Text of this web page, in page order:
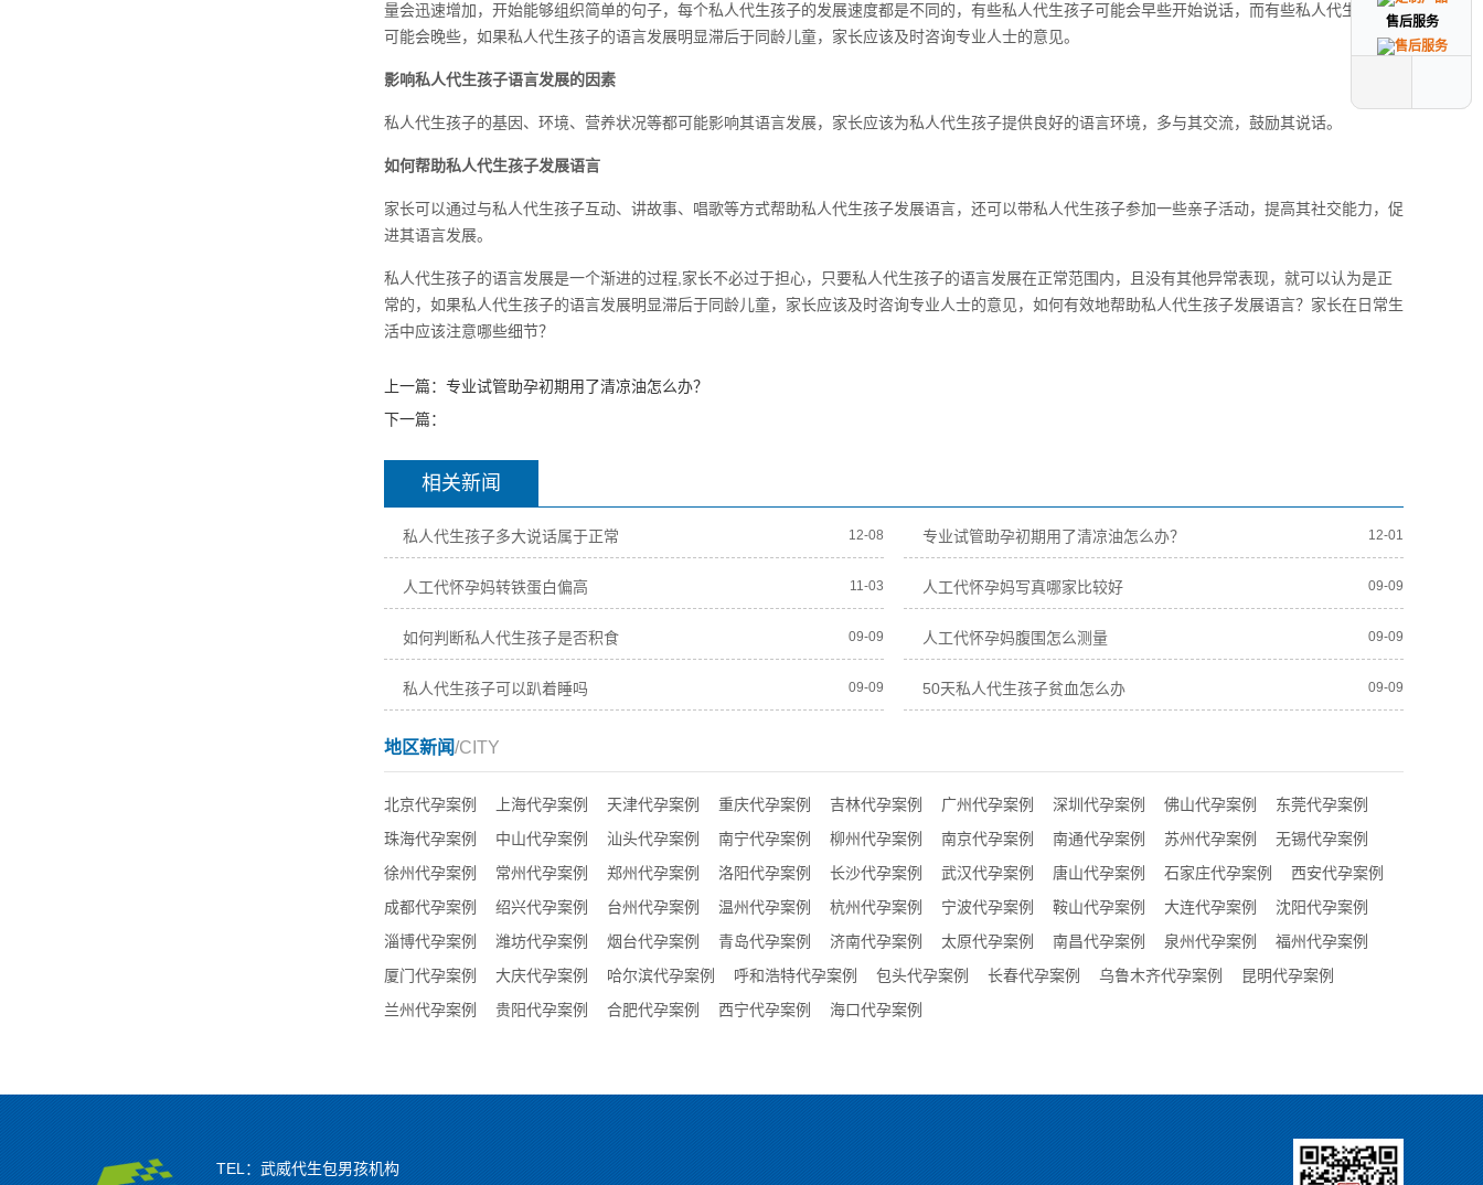
量会迅速增加，开始能够组织简单的句子，每个私人代生孩子的发展速度都是不同的，有些私人代生孩子可能会早些开始说话，而有些私人代生孩子则
可能会晚些，如果私人代生孩子的语言发展明显滞后于同龄儿童，家长应该及时咨询专业人士的意见。
影响私人代生孩子语言发展的因素
私人代生孩子的基因、环境、营养状况等都可能影响其语言发展，家长应该为私人代生孩子提供良好的语言环境，多与其交流，鼓励其说话。
如何帮助私人代生孩子发展语言
家长可以通过与私人代生孩子互动、讲故事、唱歌等方式帮助私人代生孩子发展语言，还可以带私人代生孩子参加一些亲子活动，提高其社交能力，促
进其语言发展。
私人代生孩子的语言发展是一个渐进的过程,家长不必过于担心，只要私人代生孩子的语言发展在正常范围内，且没有其他异常表现，就可以认为是正
常的，如果私人代生孩子的语言发展明显滞后于同龄儿童，家长应该及时咨询专业人士的意见，如何有效地帮助私人代生孩子发展语言？家长在日常生
活中应该注意哪些细节？
上一篇： 专业试管助孕初期用了清凉油怎么办？
下一篇：
相关新闻
私人代生孩子多大说话属于正常 12-08 专业试管助孕初期用了清凉油怎么办？ 12-01
人工代怀孕妈转铁蛋白偏高 11-03 人工代怀孕妈写真哪家比较好 09-09
如何判断私人代生孩子是否积食 09-09 人工代怀孕妈腹围怎么测量 09-09
私人代生孩子可以趴着睡吗 09-09 50天私人代生孩子贫血怎么办 09-09
地区新闻/CITY
北京代孕案例 上海代孕案例 天津代孕案例 重庆代孕案例 吉林代孕案例 广州代孕案例 深圳代孕案例 佛山代孕案例
东莞代孕案例
珠海代孕案例
中山代孕案例 汕头代孕案例 南宁代孕案例 柳州代孕案例 南京代孕案例 南通代孕案例 苏州代孕案例
无锡代孕案例
徐州代孕案例
常州代孕案例 郑州代孕案例 洛阳代孕案例 长沙代孕案例 武汉代孕案例 唐山代孕案例 石家庄代孕案例
西安代孕案例
成都代孕案例
绍兴代孕案例 台州代孕案例 温州代孕案例 杭州代孕案例 宁波代孕案例 鞍山代孕案例 大连代孕案例
沈阳代孕案例
淄博代孕案例
潍坊代孕案例 烟台代孕案例 青岛代孕案例 济南代孕案例 太原代孕案例 南昌代孕案例 泉州代孕案例
福州代孕案例
厦门代孕案例
大庆代孕案例 哈尔滨代孕案例 呼和浩特代孕案例 包头代孕案例 长春代孕案例 乌鲁木齐代孕案例
昆明代孕案例
兰州代孕案例
贵阳代孕案例 合肥代孕案例 西宁代孕案例 海口代孕案例
售后服务
售后服务
TEL：武威代生包男孩机构